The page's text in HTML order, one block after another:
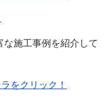
施工事例を紹介して
をクリック！